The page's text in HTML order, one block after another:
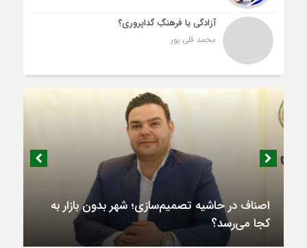
آزادگی یا فرهنگِ گداپروری؟
محمد قلی پور
اصناف در حاشیه تصمیم‌سازی؛ شهر بدون بازار به
کجا می‌رسد؟